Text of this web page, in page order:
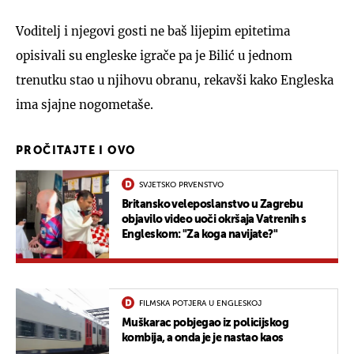
Voditelj i njegovi gosti ne baš lijepim epitetima
opisivali su engleske igrače pa je Bilić u jednom
trenutku stao u njihovu obranu, rekavši kako Engleska
ima sjajne nogometaše.
PROČITAJTE I OVO
SVJETSKO PRVENSTVO
Britansko veleposlanstvo u Zagrebu
objavilo video uoči okršaja Vatrenih s
Engleskom: "Za koga navijate?"
FILMSKA POTJERA U ENGLESKOJ
Muškarac pobjegao iz policijskog
kombija, a onda je je nastao kaos